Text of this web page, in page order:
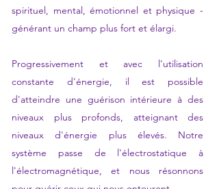
spirituel, mental, émotionnel et physique -
générant un champ plus fort et élargi.
Progressivement et avec l'utilisation
constante d'énergie, il est possible
d'atteindre une guérison intérieure à des
niveaux plus profonds, atteignant des
niveaux d'énergie plus élevés. Notre
système passe de l'électrostatique à
l'électromagnétique, et nous résonnons